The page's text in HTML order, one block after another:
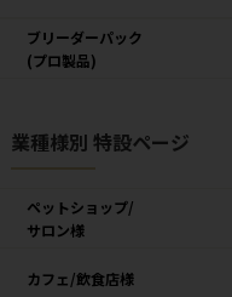
ブリーダーパック
(プロ製品)
業種様別 特設ページ
ペットショップ/
サロン様
カフェ/飲食店様